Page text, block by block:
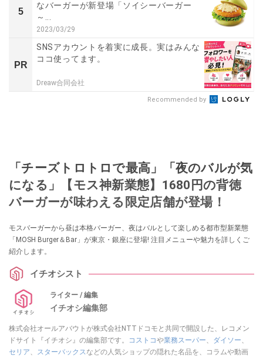
5
なバーガーが新登場「ソイシーバーガー
～...
2023/03/29
PR
SNSアカウントを着実に成長。実はみんな
ココ使ってます。
Dreaw合同会社
Recommended by
「チーズトロトロで最高」「夜のバルが気
になる」【モス神新業態】1680円の背徳
バーガーが味わえる限定店舗が登場！
モスバーガーから昼は本格バーガー、夜はバルとして楽しめる都市型新業態
「MOSH Burger＆Bar」が東京・銀座に登場! 注目メニューや魅力を詳しくご
紹介します。
イチオシスト
ライター / 編集
イチオシ編集部
株式会社オールアバウトが株式会社NTTドコモと共同で開設した、レコメン
ドサイト『イチオシ』の編集部です。
コストコや業務スーパー、 ダイソー、
セリア、 スターバックスなどの人気ショップの隠れた名品を、コラムや動画